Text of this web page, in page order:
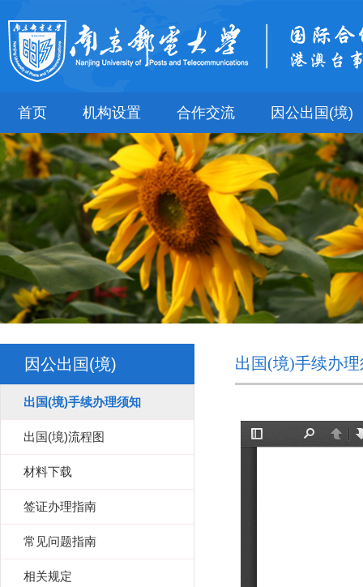
首页 机构设置 合作交流 因公出国(境)
因公出国(境)
出国(境)手续办理须知
出国(境)流程图
材料下载
签证办理指南
常见问题指南
相关规定
出国(境)手续办